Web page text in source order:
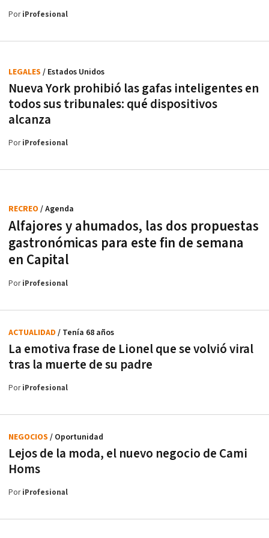
PoriProfesional
Nueva York prohibió las gafas inteligentes en
todos sus tribunales: qué dispositivos
alcanza
LEGALES / Estados Unidos
PoriProfesional
Alfajores y ahumados, las dos propuestas
gastronómicas para este fin de semana
en Capital
RECREO / Agenda
PoriProfesional
La emotiva frase de Lionel que se volvió viral
tras la muerte de su padre
ACTUALIDAD / Tenía 68 años
PoriProfesional
Lejos de la moda, el nuevo negocio de Cami
Homs
NEGOCIOS / Oportunidad
PoriProfesional